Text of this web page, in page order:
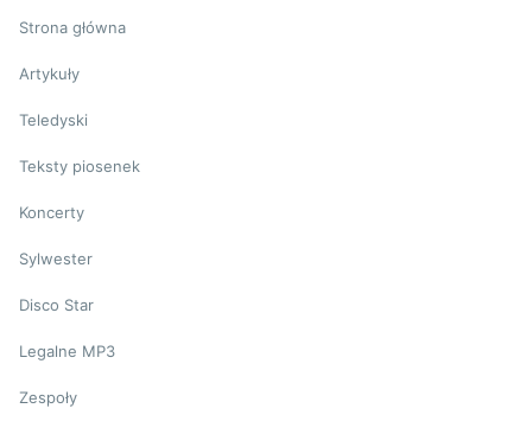
Strona główna
Artykuły
Teledyski
Teksty piosenek
Koncerty
Sylwester
Disco Star
Legalne MP3
Zespoły